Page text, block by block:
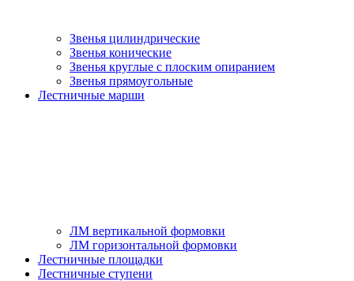
Звенья цилиндрические
Звенья конические
Звенья круглые с плоским опиранием
Звенья прямоугольные
Лестничные марши
ЛМ вертикальной формовки
ЛМ горизонтальной формовки
Лестничные площадки
Лестничные ступени